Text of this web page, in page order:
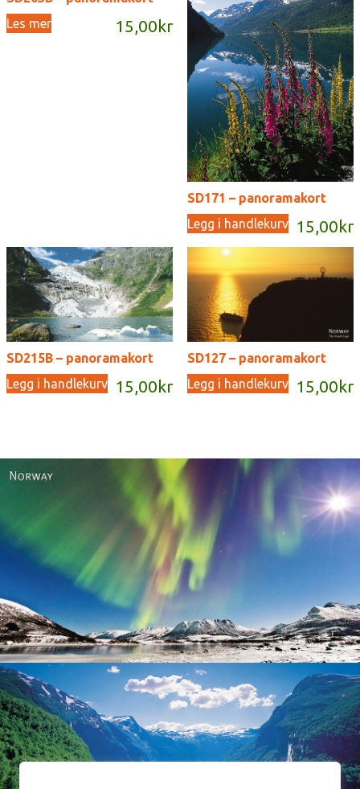
15,00 kr
Les mer
SD171 – panoramakort
15,00 kr
Legg i handlekurv
SD215B – panoramakort
15,00 kr
Legg i handlekurv
SD127 – panoramakort
15,00 kr
Legg i handlekurv
Norway